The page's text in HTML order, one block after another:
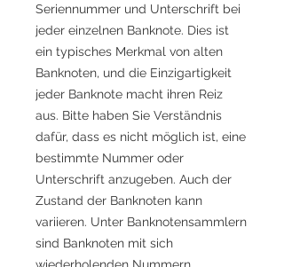
Seriennummer und Unterschrift bei
jeder einzelnen Banknote. Dies ist
ein typisches Merkmal von alten
Banknoten, und die Einzigartigkeit
jeder Banknote macht ihren Reiz
aus. Bitte haben Sie Verständnis
dafür, dass es nicht möglich ist, eine
bestimmte Nummer oder
Unterschrift anzugeben. Auch der
Zustand der Banknoten kann
variieren. Unter Banknotensammlern
sind Banknoten mit sich
wiederholenden Nummern,